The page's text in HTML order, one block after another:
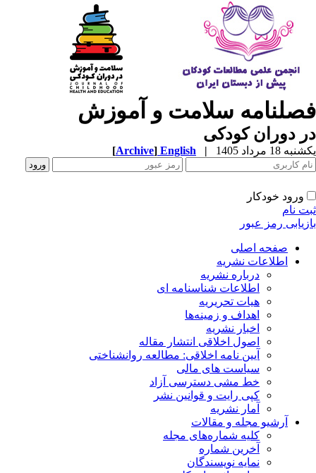
سلامت و آموزش
دوران کودکی
18 مرداد 1405 |
English
[Archive]
ورود خودکار
نام
رمز عبور
صفحه اصلی
اطلاعات نشریه
درباره نشریه
اطلاعات شناسنامه ای
هیات تحریریه
اهداف و زمینه‌ها
اخبار نشریه
اصول اخلاقی انتشار مقاله
آیین نامه اخلاقی: مطالعه روانشناختی
سیاست های مالی
خط مشی دسترسی آزاد
کپی رایت و قوانین نشر
آمار نشریه
آرشیو مجله و مقالات
کلیه شماره‌های مجله
آخرین شماره
نمایه نویسندگان